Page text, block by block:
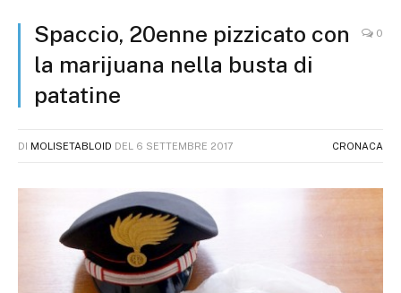
Spaccio, 20enne pizzicato con
la marijuana nella busta di
patatine
0
DI MOLISETABLOID DEL 6 SETTEMBRE 2017 CRONACA